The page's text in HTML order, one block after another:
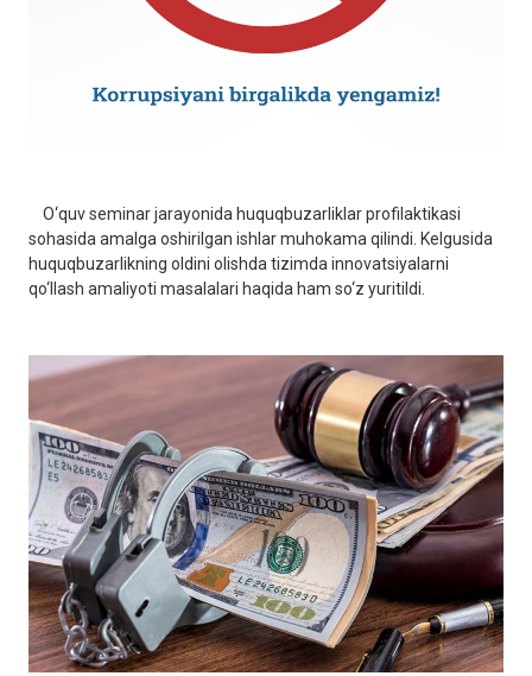
O‘quv seminar jarayonida huquqbuzarliklar profilaktikasi
sohasida amalga oshirilgan ishlar muhokama qilindi. Kelgusida
huquqbuzarlikning oldini olishda tizimda innovatsiyalarni
qo‘llash amaliyoti masalalari haqida ham so‘z yuritildi.